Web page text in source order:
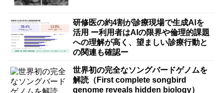
研修医の約4割が診療現場で生成AIを
活用 ー利用者はAIの限界や倫理的課題
への理解が高く、望ましい診療行動と
の関連も確認ー
世界初の完全なソングバードゲノムを
解読（First complete songbird
genome reveals hidden biology）